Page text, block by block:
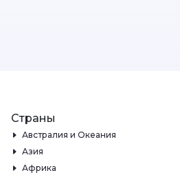
Страны
Австралия и Океания
Азия
Африка